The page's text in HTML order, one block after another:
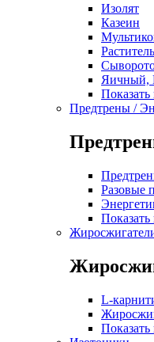
Изолят
Казеин
Яичный,
Показать
Предтрены /
Разовые
Показать
L-
Показать